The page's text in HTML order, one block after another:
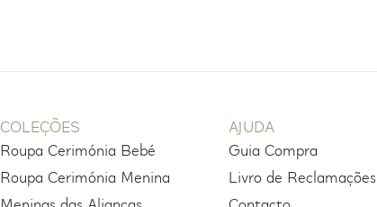
COLEÇÕES
Roupa Cerimónia Bebé
Roupa Cerimónia Menina
AJUDA
Guia Compra
Livro de Reclamações